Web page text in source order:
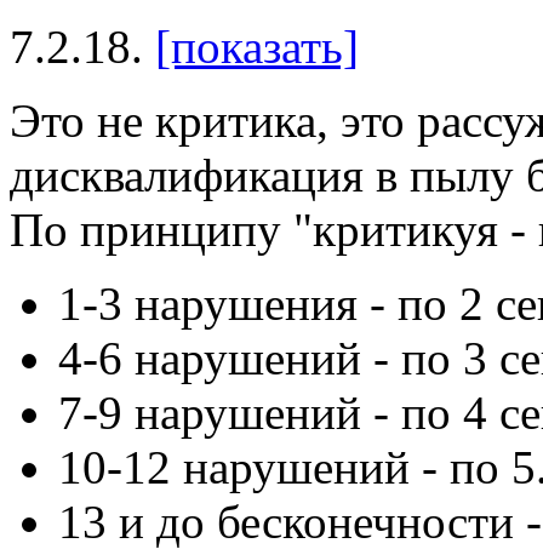
7.2.18. [показать]
Это не критика, это
дисквалификация в пылу
По принципу "критикуя -
1-3 нарушения - по 2
4-6 нарушений - по 3
7-9 нарушений - по 4
10-12 нарушений - по
13 и до бесконечности